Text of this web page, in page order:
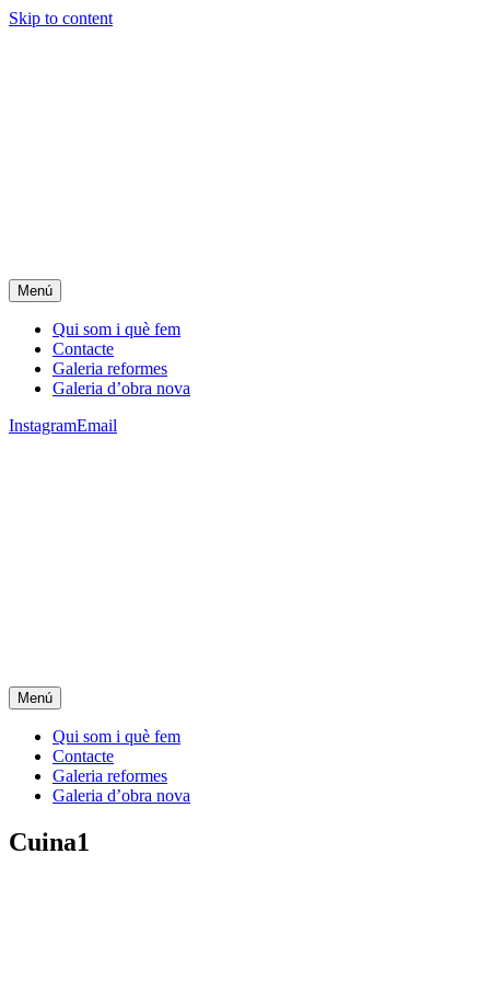
Skip to content
Menú
Qui som i què fem
Contacte
Galeria reformes
Galeria d’obra nova
InstagramEmail
Menú
Qui som i què fem
Contacte
Galeria reformes
Galeria d’obra nova
Cuina1